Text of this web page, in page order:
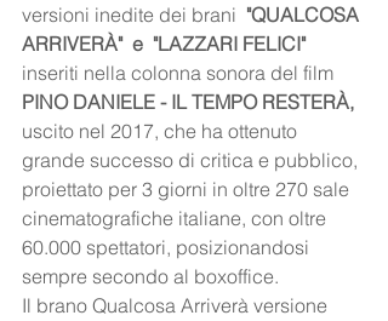
versioni inedite dei brani "QUALCOSA
ARRIVERÀ"  e  "LAZZARI FELICI"
inseriti nella colonna sonora del film
PINO DANIELE - IL TEMPO RESTERÀ,
uscito nel 2017, che ha ottenuto
grande successo di critica e pubblico,
proiettato per 3 giorni in oltre 270 sale
cinematografiche italiane, con oltre
60.000 spettatori, posizionandosi
sempre secondo al boxoffice.
Il brano Qualcosa Arriverà versione